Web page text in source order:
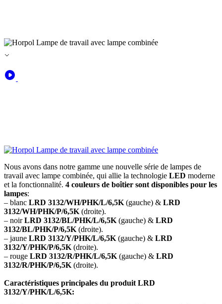
Nous avons dans notre gamme une nouvelle série de lampes de
travail avec lampe combinée, qui allie la technologie LED moderne
et la fonctionnalité. 4 couleurs de boîtier sont disponibles pour les
lampes:
– blanc LRD 3132/WH/PHK/L/6,5K (gauche) & LRD
3132/WH/PHK/P/6,5K (droite).
– noirLRD 3132/BL/PHK/L/6,5K (gauche) & LRD
3132/BL/PHK/P/6,5K (droite).
– jaune LRD 3132/Y/PHK/L/6,5K (gauche) & LRD
3132/Y/PHK/P/6,5K (droite).
– rouge LRD 3132/R/PHK/L/6,5K (gauche) & LRD
3132/R/PHK/P/6,5K (droite).
Caractéristiques principales du produit LRD
3132/Y/PHK/L/6,5K: